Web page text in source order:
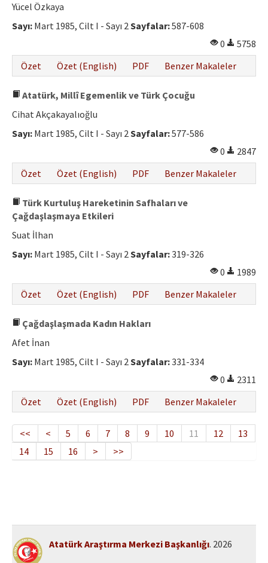
Yücel Özkaya
Sayı: Mart 1985, Cilt I - Sayı 2Sayfalar:587-608
0
5758
Özet
Özet (English) PDF Benzer Makaleler
Atatürk, Millî Egemenlik ve Türk Çocuğu
Cihat Akçakayalıoğlu
Sayı: Mart 1985, Cilt I - Sayı 2Sayfalar:577-586
0
2847
Özet
Özet (English) PDF Benzer Makaleler
Türk Kurtuluş Hareketinin Safhaları ve
Çağdaşlaşmaya Etkileri
Suat İlhan
Sayı: Mart 1985, Cilt I - Sayı 2Sayfalar:319-326
0
1989
Özet
Özet (English) PDF Benzer Makaleler
Çağdaşlaşmada Kadın Hakları
Afet İnan
Sayı: Mart 1985, Cilt I - Sayı 2Sayfalar:331-334
0
2311
Özet
Özet (English) PDF Benzer Makaleler
<< < 5 6 7 8 9 10 11 12
13
14
15 16 > >>
Atatürk Araştırma Merkezi Başkanlığı. 2026